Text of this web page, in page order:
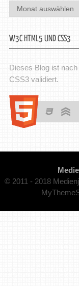
Archiv
W3C HTML5 UND CSS3
Dieses Blog ist
CSS3 validiert.
© 2011 - 2018